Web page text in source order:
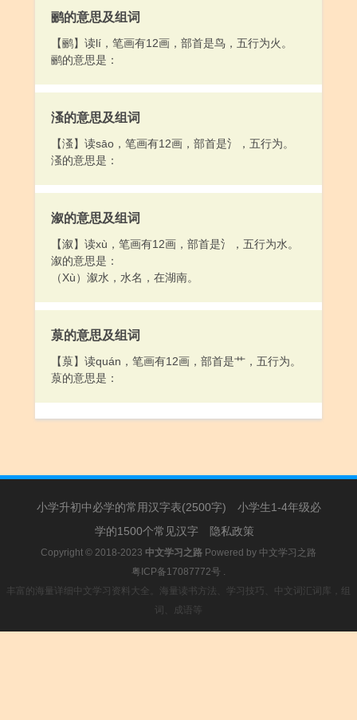
鹂的意思及组词
【鹂】读lí，笔画有12画，部首是鸟，五行为火。
鹂的意思是：
溞的意思及组词
【溞】读sāo，笔画有12画，部首是氵，五行为。
溞的意思是：
溆的意思及组词
【溆】读xù，笔画有12画，部首是氵，五行为水。
溆的意思是：
（Xù）溆水，水名，在湖南。
葲的意思及组词
【葲】读quán，笔画有12画，部首是艹，五行为。
葲的意思是：
小学升初中必学的常用汉字表(2500字)
小学生1-4年级必
学的1500个常见汉字
隐私政策
Copyright © 2018-2023 中文学习之路 Powered by 中文学习之路
粤ICP备17087772号 .
丰富的海量详细中文学习资料大全。海量读书方法、学习技巧、中文词汇词库，组
词、成语等